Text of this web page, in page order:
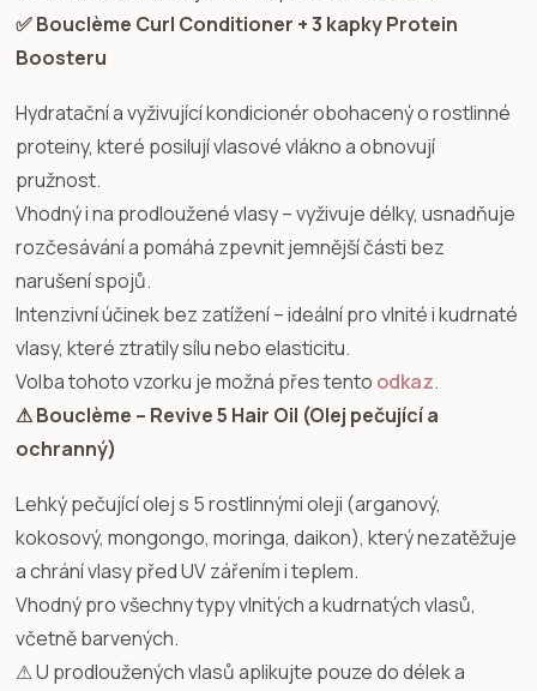
✅ Bouclème Curl Conditioner + 3 kapky Protein
Boosteru
Hydratační a vyživující kondicionér obohacený o rostlinné
proteiny, které posilují vlasové vlákno a obnovují
pružnost.
Vhodný i na prodloužené vlasy – vyživuje délky, usnadňuje
rozčesávání a pomáhá zpevnit jemnější části bez
narušení spojů.
Intenzivní účinek bez zatížení – ideální pro vlnité i kudrnaté
vlasy, které ztratily sílu nebo elasticitu.
Volba tohoto vzorku je možná přes tento odkaz.
⚠ Bouclème – Revive 5 Hair Oil (Olej pečující a
ochranný)
Lehký pečující olej s 5 rostlinnými oleji (arganový,
kokosový, mongongo, moringa, daikon), který nezatěžuje
a chrání vlasy před UV zářením i teplem.
Vhodný pro všechny typy vlnitých a kudrnatých vlasů,
včetně barvených.
⚠ U prodloužených vlasů aplikujte pouze do délek a